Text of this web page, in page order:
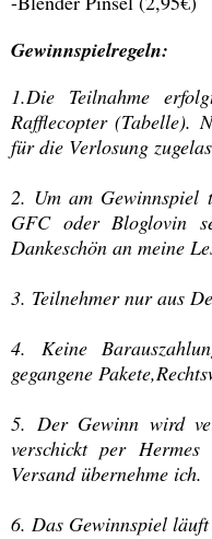
Gewinnspielregeln:
1.Die Teilnahme
Rafflecopter (Tabelle).
für die Verlosung
2. Um am Gewinnspiel
GFC oder Bloglovin
Dankeschön an meine
3. Teilnehmer nur aus
4. Keine
gegangene
5. Der Gewinn wird
verschickt per
Versand übernehme ich.
6. Das Gewinnspiel